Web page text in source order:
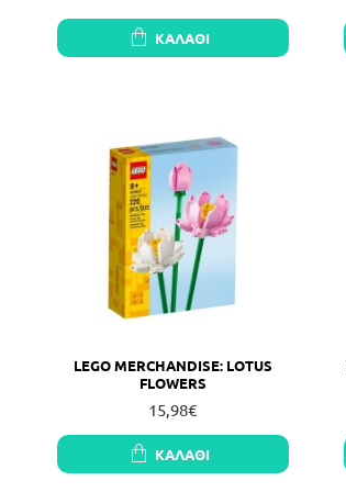
ΚΑΛΆΘΙ
LEGO MERCHANDISE: LOTUS
FLOWERS
15,98€
ΚΑΛΆΘΙ